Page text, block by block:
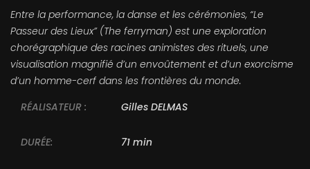
Entre la performance, la danse et les cérémonies, “Le
Passeur des Lieux” (The ferryman) est une exploration
chorégraphique des racines animistes des rituels, une
visualisation magnifié d’un envoûtement et d’un exorcisme
d’un homme-cerf dans les frontières du monde.
RÉALISATEUR :
Gilles DELMAS
DURÉE: 71 min